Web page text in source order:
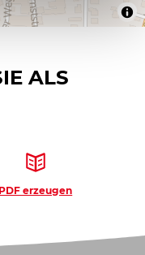
ALS
PDF erzeugen